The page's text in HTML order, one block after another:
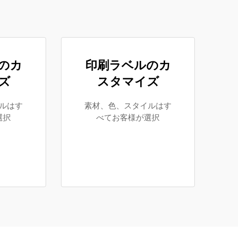
カ
はす
択
印刷ラベルのカ
スタマイズ
素材、色、スタイルはす
べてお客様が選択